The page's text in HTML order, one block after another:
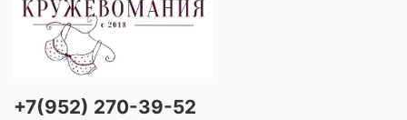
+7(952) 270-39-52